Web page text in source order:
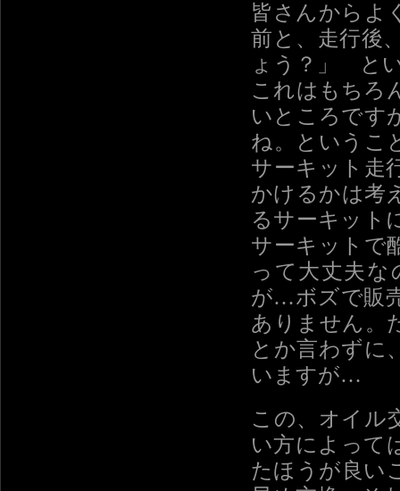
皆さんからよ
前と、走行後
ょう？」 と
これはもちろ
いところです
ね。というこ
サーキット走
かけるかは考
るサーキット
サーキットで
って大丈夫
が…ボズで販
ありません。
とか言わずに
いますが…
この、オイル
い方によって
たほうが良い